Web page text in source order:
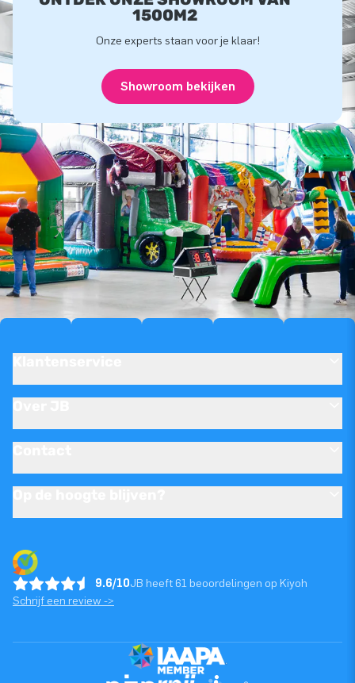
1500M2
Onze experts staan voor je klaar!
Showroom bekijken
9.6/10JB heeft 61 beoordelingen op Kiyoh
Schrijf een review ->